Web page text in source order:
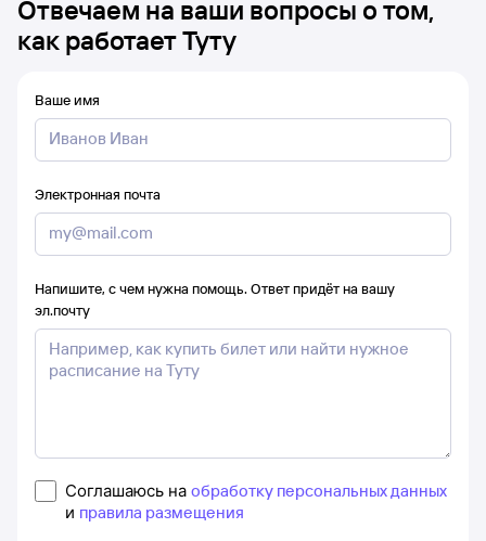
Отвечаем на ваши вопросы о том,
как работает Туту
Ваше имя
Электронная почта
Напишите, с чем нужна помощь. Ответ придёт на вашу
эл.почту
Соглашаюсь на обработку персональных данных
и правила размещения